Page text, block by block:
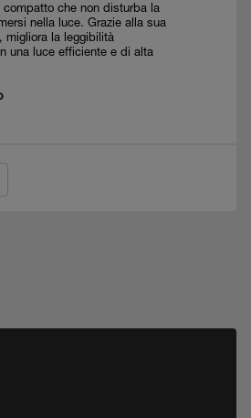
che non disturba la
nella luce. Grazie alla sua
migliora la leggibilità
una luce efficiente e di alta